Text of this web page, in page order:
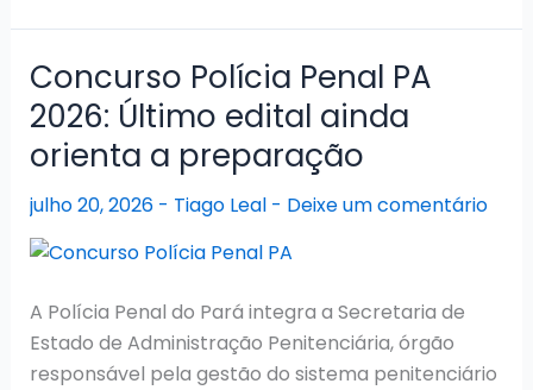
PA
2026:
Convocações
em
andamento
Concurso Polícia Penal PA
2026: Último edital ainda
orienta a preparação
julho 20, 2026 - Tiago Leal - Deixe um comentário
A Polícia Penal do Pará integra a Secretaria de
Estado de Administração Penitenciária, órgão
responsável pela gestão do sistema penitenciário